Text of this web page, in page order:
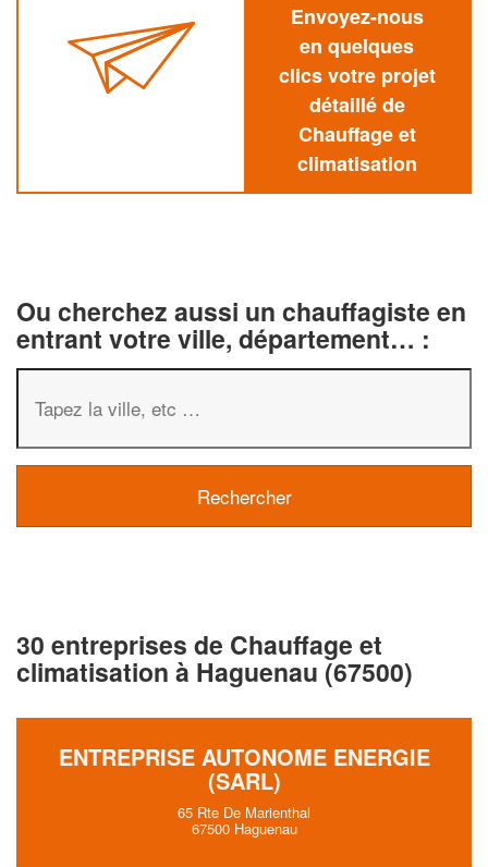
Envoyez-nous
en quelques
clics votre projet
détaillé de
Chauffage et
climatisation
Ou cherchez aussi un chauffagiste en
entrant votre ville, département… :
30 entreprises de Chauffage et
climatisation à Haguenau (67500)
ENTREPRISE AUTONOME ENERGIE
(SARL)
65 Rte De Marienthal
67500 Haguenau